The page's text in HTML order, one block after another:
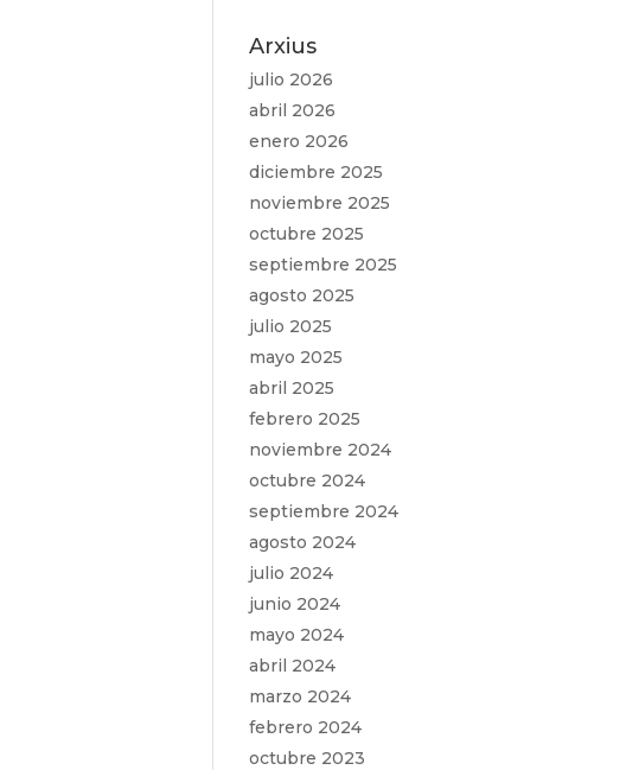
Arxius
julio 2026
abril 2026
enero 2026
diciembre 2025
noviembre 2025
octubre 2025
septiembre 2025
agosto 2025
julio 2025
mayo 2025
abril 2025
febrero 2025
noviembre 2024
octubre 2024
septiembre 2024
agosto 2024
julio 2024
junio 2024
mayo 2024
abril 2024
marzo 2024
febrero 2024
octubre 2023